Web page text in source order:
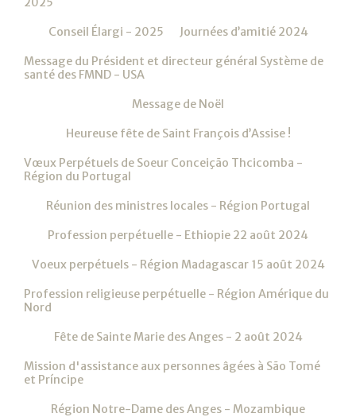
Conseil Élargi - 2025 Journées d’amitié 2024
Message du Président et directeur général Système de
santé des FMND - USA
Message de Noël
Heureuse fête de Saint François d’Assise !
Vœux Perpétuels de Soeur Conceição Thcicomba -
Région du Portugal
Réunion des ministres locales - Région Portugal
Profession perpétuelle - Ethiopie 22 août 2024
Voeux perpétuels - Région Madagascar 15 août 2024
Profession religieuse perpétuelle - Région Amérique du
Nord
Fête de Sainte Marie des Anges - 2 août 2024
Mission d'assistance aux personnes âgées à São Tomé
et Príncipe
Région Notre-Dame des Anges - Mozambique